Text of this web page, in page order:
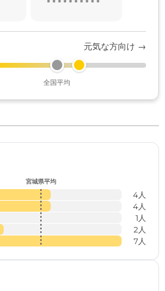
元気な方向け →
全国平均
宮城県平均
4人
4人
1人
2人
7人